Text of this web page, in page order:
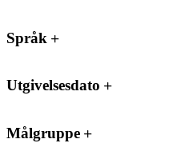
Språk
Utgivelsesdato
Målgruppe